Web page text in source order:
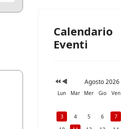
Calendario
Eventi
Agosto 2026
Lun Mar Mer Gio Ven
3
4 5 6 7